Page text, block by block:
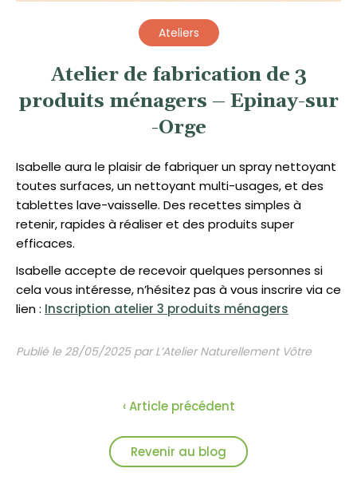
Ateliers
Atelier de fabrication de 3
produits ménagers – Epinay-sur
-Orge
Isabelle aura le plaisir de fabriquer unspray nettoyant
toutes surfaces, un nettoyant multi-usages, et des
tablettes lave-vaisselle. Des recettes simples à
retenir, rapides à réaliser et des produits super
efficaces.
Isabelle accepte de recevoir quelques personnes si
cela vous intéresse, n’hésitez pas à vous inscrire via ce
lien : Inscription atelier 3 produits ménagers
Publié le 28/05/2025 par L’Atelier Naturellement Vôtre
‹ Article précédent
Revenir au blog